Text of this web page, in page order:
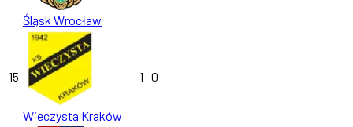
Śląsk Wrocław
15
Wieczysta Kraków
1 0